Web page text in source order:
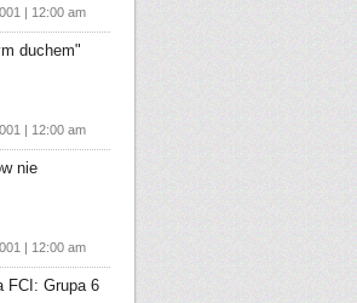
| 12:00 am
duchem"
| 12:00 am
nie
| 12:00 am
FCI: Grupa 6